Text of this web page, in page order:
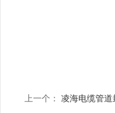
上一个： 凌海电缆管